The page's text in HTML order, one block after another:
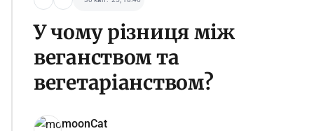
У чому різниця між
веганством та
вегетаріанством?
moonCat